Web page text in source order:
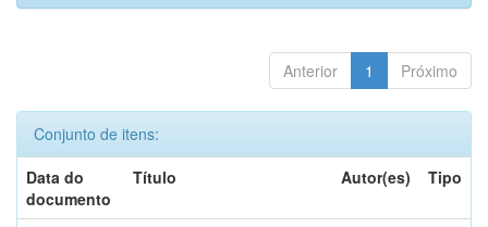
Anterior 1 Próximo
Conjunto de itens:
Data do
documento
Título Autor(es) Tipo